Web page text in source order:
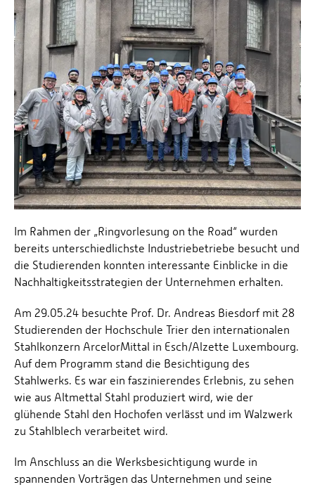
Im Rahmen der „Ringvorlesung on the Road“ wurden
bereits unterschiedlichste Industriebetriebe besucht und
die Studierenden konnten interessante Einblicke in die
Nachhaltigkeitsstrategien der Unternehmen erhalten.
Am 29.05.24 besuchte Prof. Dr. Andreas Biesdorf mit 28
Studierenden der Hochschule Trier den internationalen
Stahlkonzern ArcelorMittal in Esch/Alzette Luxembourg.
Auf dem Programm stand die Besichtigung des
Stahlwerks. Es war ein faszinierendes Erlebnis, zu sehen
wie aus Altmettal Stahl produziert wird, wie der
glühende Stahl den Hochofen verlässt und im Walzwerk
zu Stahlblech verarbeitet wird.
Im Anschluss an die Werksbesichtigung wurde in
spannenden Vorträgen das Unternehmen und seine